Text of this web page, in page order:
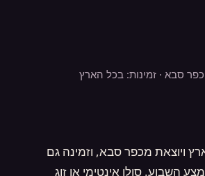
סבא · זמינות: בכל הארץ
ויוצאת מכפר סבא, וזמינה גם
השבוע. סולו אינטימי או זוג